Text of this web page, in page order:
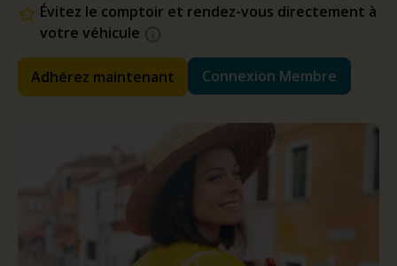
Évitez le comptoir et rendez-vous directement à
votre véhicule
Adhérez maintenant Connexion Membre